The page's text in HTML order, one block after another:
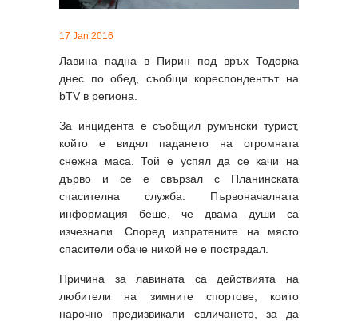
17 Jan 2016
Лавина падна в Пирин под връх Тодорка
днес по обед, съобщи кореспондентът на
bTV в региона.
За инцидента е съобщил румънски турист,
който е видял падането на огромната
снежна маса. Той е успял да се качи на
дърво и се е свързал с Планинската
спасителна служба. Първоначалната
информация беше, че двама души са
изчезнали. Според изпратените на място
спасители обаче никой не е пострадал.
Причина за лавината са действията на
любители на зимните спортове, които
нарочно предизвикали свличането, за да